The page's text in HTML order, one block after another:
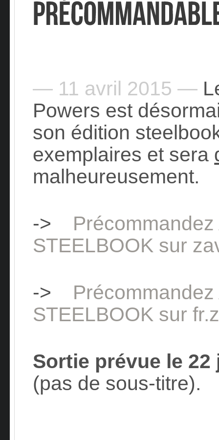
— 11 avril 2015 —
Powers est
son édition
exemplaires et sera
malheureusement.
->
STEELBOOK sur
->
STEELBOOK sur
Sortie prévue le
(pas de sous-titre).